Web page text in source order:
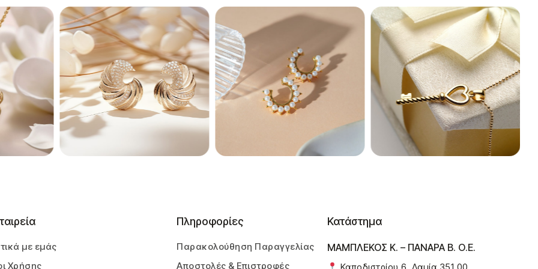
με εμάς
Χρήσης
Πληροφορίες
Παρακολούθηση Παραγγελίας
Αποστολές & Επιστροφές
Κατάστημα
ΜΑΜΠΛΕΚΟΣ Κ. – ΠΑΝΑΡΑ Β. Ο.Ε.